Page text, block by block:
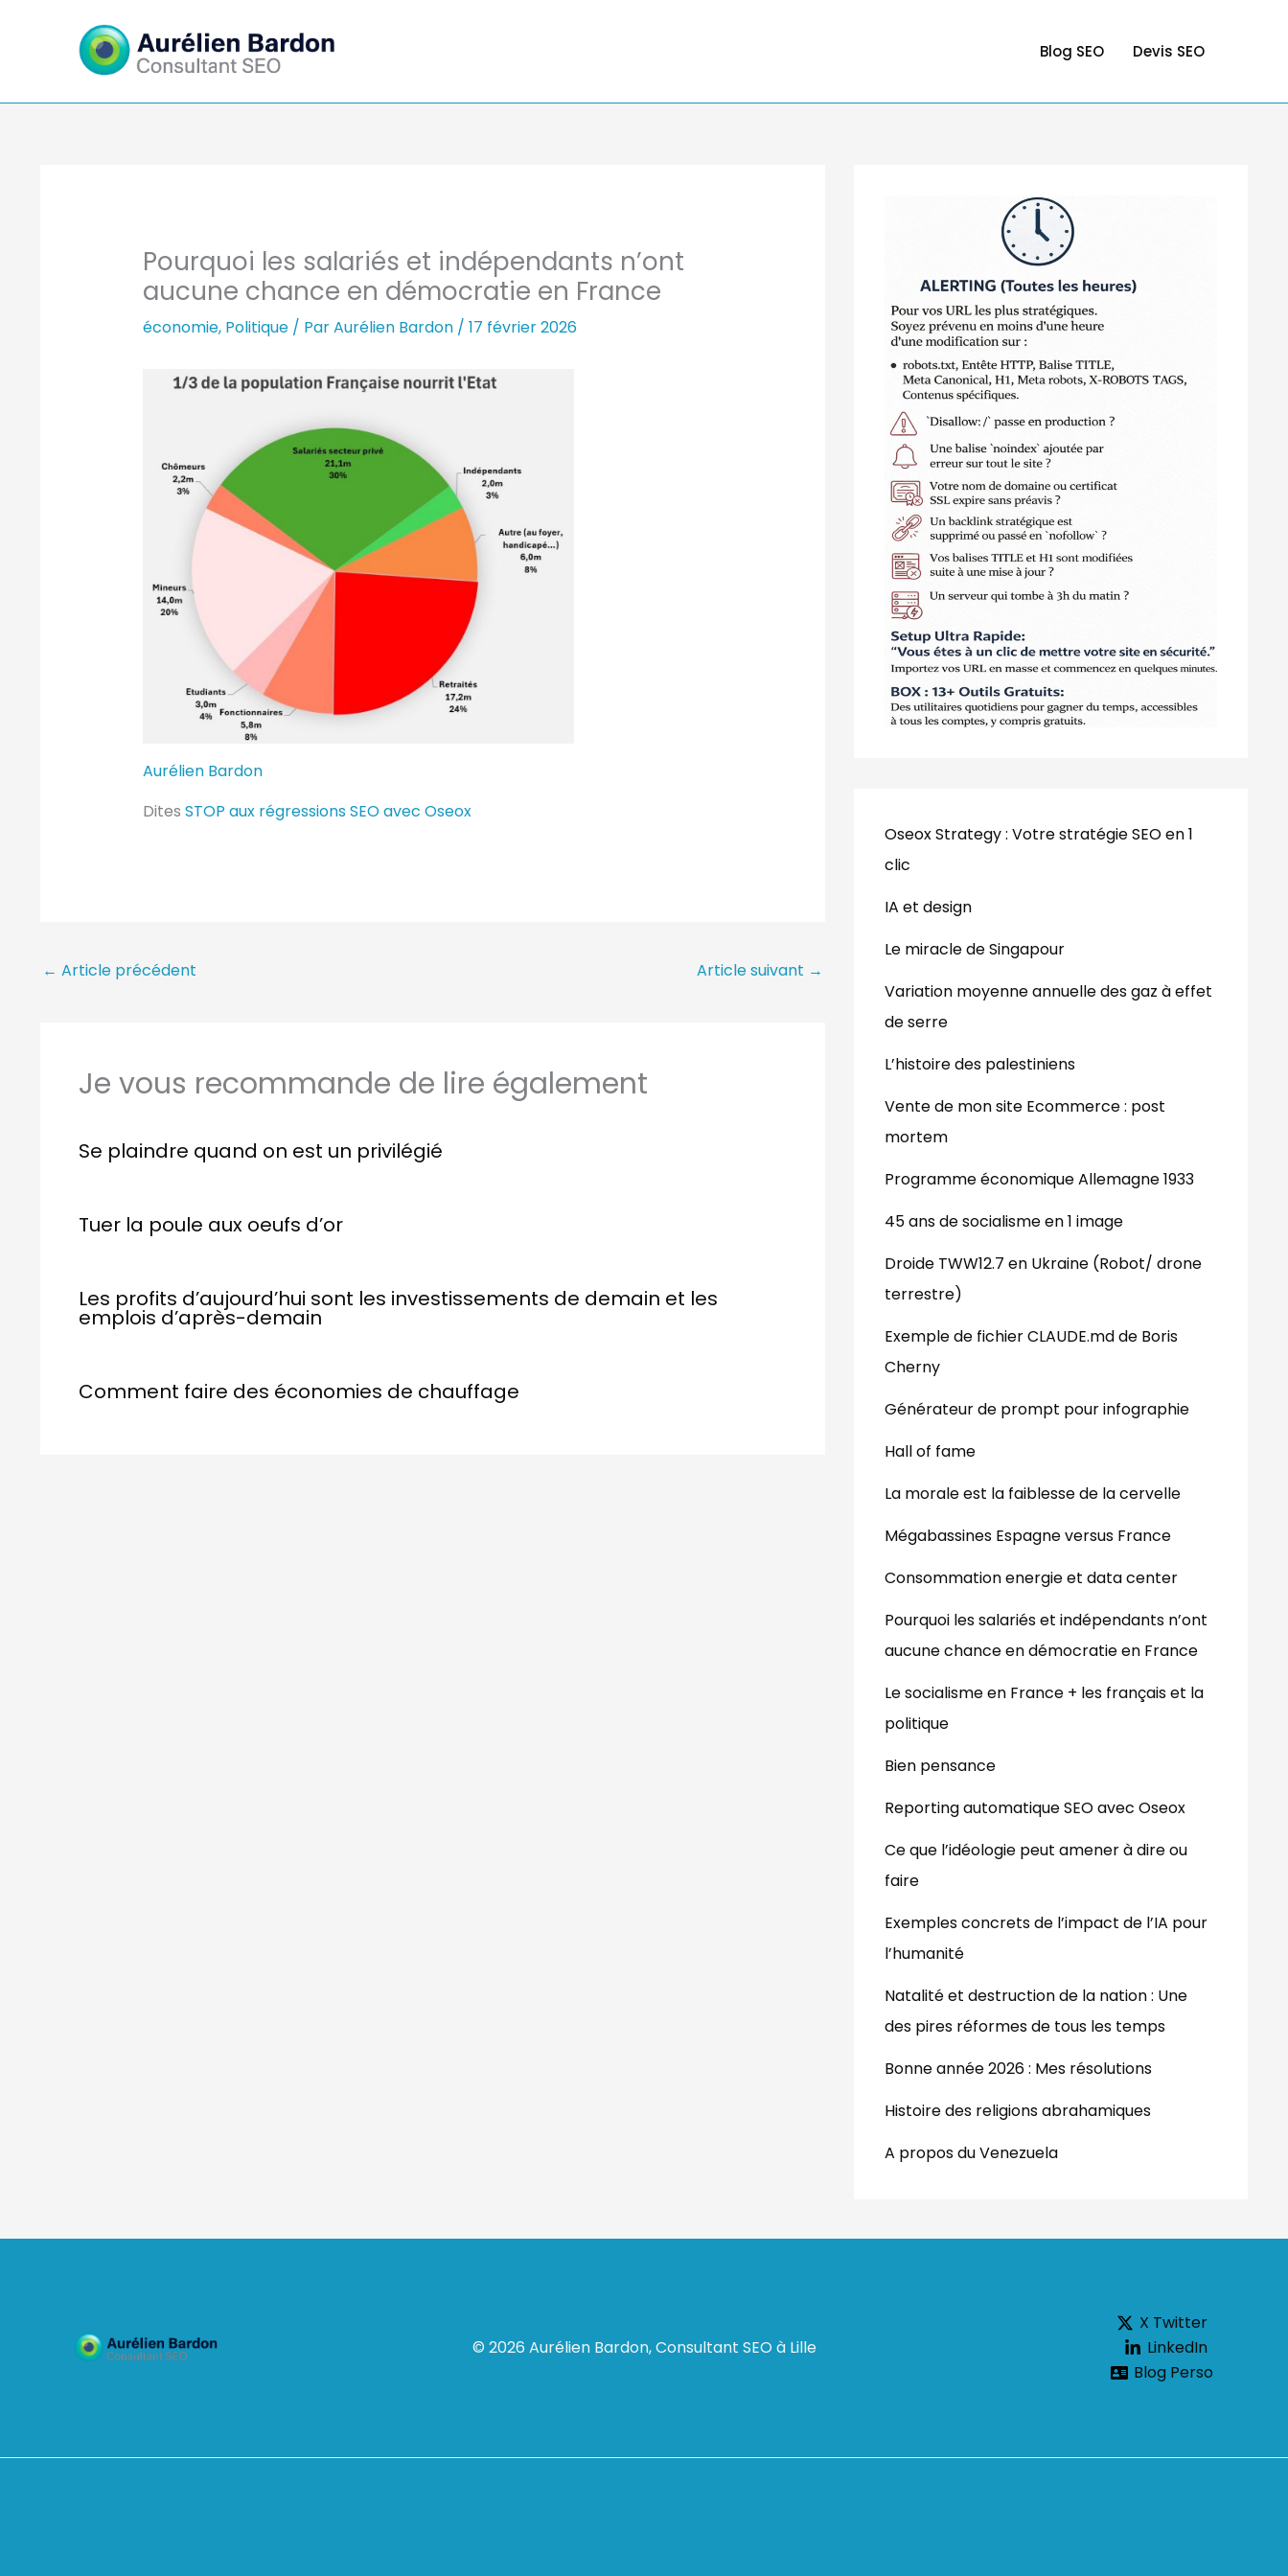
Blog SEO Devis SEO
Pourquoi les salariés et indépendants n’ont
aucune chance en démocratie en France
économie, Politique/ ParAurélien Bardon / 17 février 2026
Aurélien Bardon
Dites STOP aux régressions SEO avec Oseox
← Article précédent Article suivant →
Je vous recommande de lire également
Se plaindre quand on est un privilégié
Tuer la poule aux oeufs d’or
Les profits d’aujourd’​hui sont les investissements de demain et les
emplois d’après-de​main
Comment faire des économies de chauffage
Oseox Strategy : Votre stratégie SEO en 1
clic
IA et design
Le miracle de Singapour
Variation moyenne annuelle des gaz à effet
de serre
L’histoire des palestiniens
Vente de mon site Ecommerce : post
mortem
Programme économique Allemagne 1933
45 ans de socialisme en 1 image
Droide TWW12.7 en Ukraine (Robot/ drone
terrestre)
Exemple de fichier CLAUDE.md de Boris
Cherny
Générateur de prompt pour infographie
Hall of fame
La morale est la faiblesse de la cervelle
Mégabassines Espagne versus France
Consommation energie et data center
Pourquoi les salariés et indépendants n’ont
aucune chance en démocratie en France
Le socialisme en France + les français et la
politique
Bien pensance
Reporting automatique SEO avec Oseox
Ce que l’idéologie peut amener à dire ou
faire
Exemples concrets de l’impact de l’IA pour
l’humanité
Natalité et destruction de la nation : Une
des pires réformes de tous les temps
Bonne année 2026 : Mes résolutions
Histoire des religions abrahamiques
A propos du Venezuela
© 2026 Aurélien Bardon, Consultant SEO à Lille
X Twitter
LinkedIn
Blog Perso